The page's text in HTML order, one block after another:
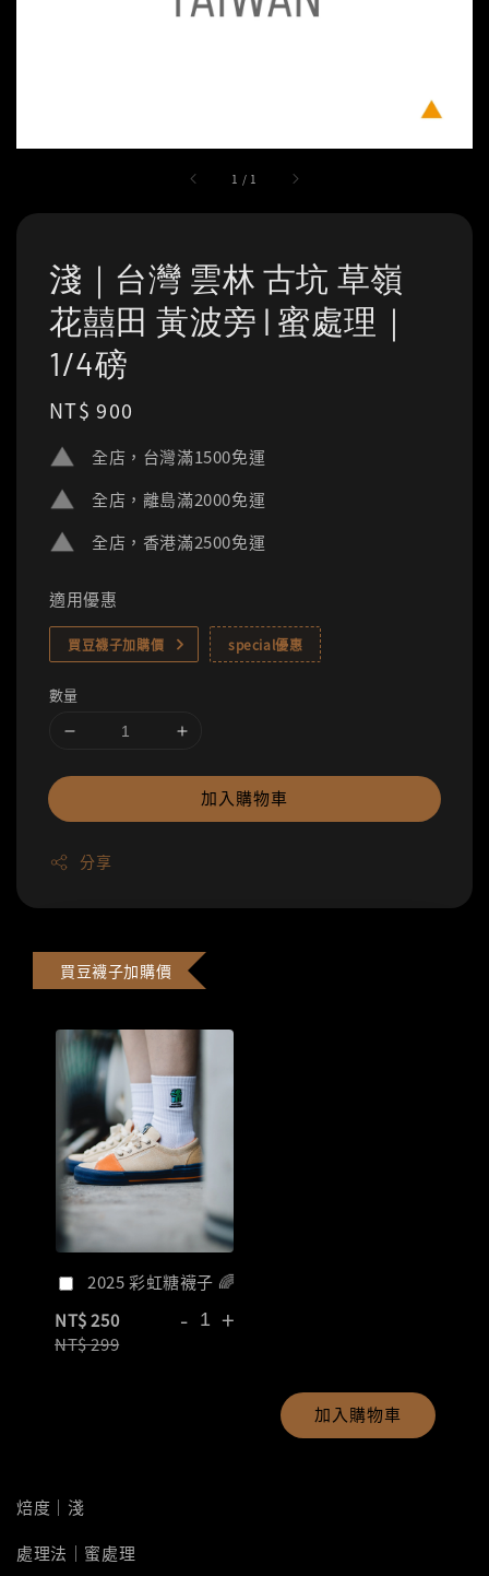
1 / 1
淺｜台灣 雲林 古坑 草嶺
花囍田 黃波旁 | 蜜處理｜
1/4磅
Regular
NT$ 900
全店，台灣滿1500免運
全店，離島滿2000免運
全店，香港滿2500免運
適用優惠
買豆襪子加購價 special優惠
數量
加入購物車
分享
買豆襪子加購價
2025 彩虹糖襪子 🌈
NT$ 250
NT$ 299
- +
加入購物車
焙度｜淺
處理法｜蜜處理